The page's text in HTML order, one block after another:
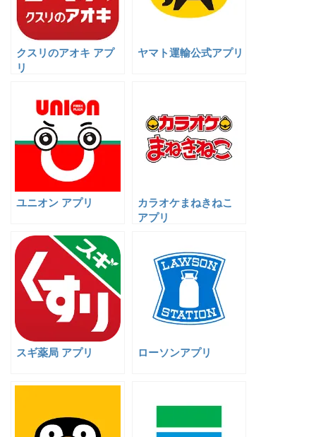
クスリのアオキ アプ
リ
ヤマト運輸公式アプリ
ユニオン アプリ
カラオケまねきねこ
アプリ
スギ薬局 アプリ ローソンアプリ